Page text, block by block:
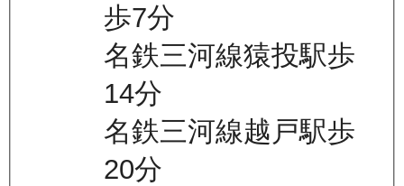
歩7分
名鉄三河線猿投駅歩
14分
名鉄三河線越戸駅歩
20分